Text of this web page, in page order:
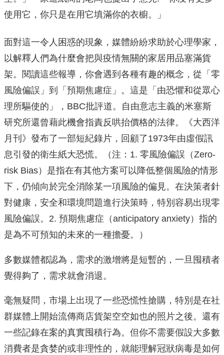
使用它，你只是在用它填滿你的衣櫥。」
面對這一令人困惑的現象，媒體紛紛求助於心理學家，
以解釋人們為什麼會把與疫情無關的家居用品塞滿貨
架。閱讀這些報導，你會遇到各種有趣的概念，從「零
風險偏誤」到「預期焦慮症」。這是「由恐懼和從眾心
理所驅使的」，BBC批評道。自由意志主義的米塞斯
研究所還曾藉此機會指責反哄抬價格的法律。《大西洋
月刊》發布了一部短紀錄片，回顧了1973年由虛假訊
息引發的衛生紙大恐慌。（注：1. 零風險偏誤（Zero-
risk Bias）是指在有其他方案可以降低整個風險的情形
下，仍傾向於完全消除某一項風險的偏見。在決策者針
對健康，安全和環境問題進行決策時，特別容易出現零
風險偏誤。2. 預期焦慮症（anticipatory anxiety）指的
是為不可預知的未來的一種擔憂。）
多數媒體都認為，需求的激增將是短暫的，一旦囤積者
覺得夠了，需求就會消退。
毫無疑問，市場上出現了一些恐慌性搶購，特別是在社
群媒體上開始流傳商店貨架空空如也的照片之後。還有
一些記錄在案的真實囤積行為。但你不需要假設大多數
消費者是貪婪的或非理性的，就能理解冠狀病毒是如何